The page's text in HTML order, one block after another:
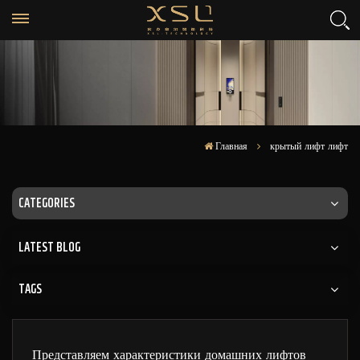
Главная крытый лифт лифт
CATEGORIES
LATEST BLOG
TAGS
Представляем характеристики домашних лифтов